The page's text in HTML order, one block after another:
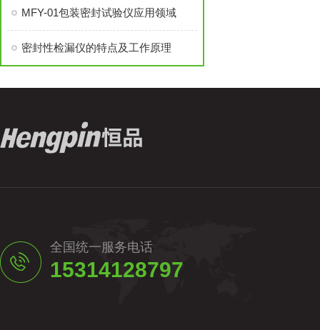
MFY-01包装密封试验仪应用领域
密封性检漏仪的特点及工作原理
全国统一服务电话
15314128797